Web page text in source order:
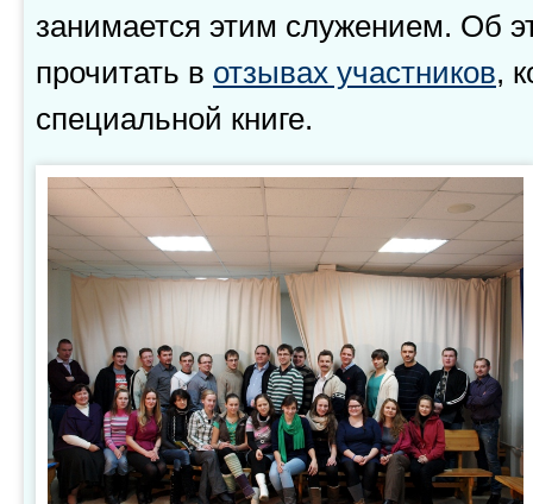
занимается этим служением. Об
прочитать в отзывах участников,
специальной книге.